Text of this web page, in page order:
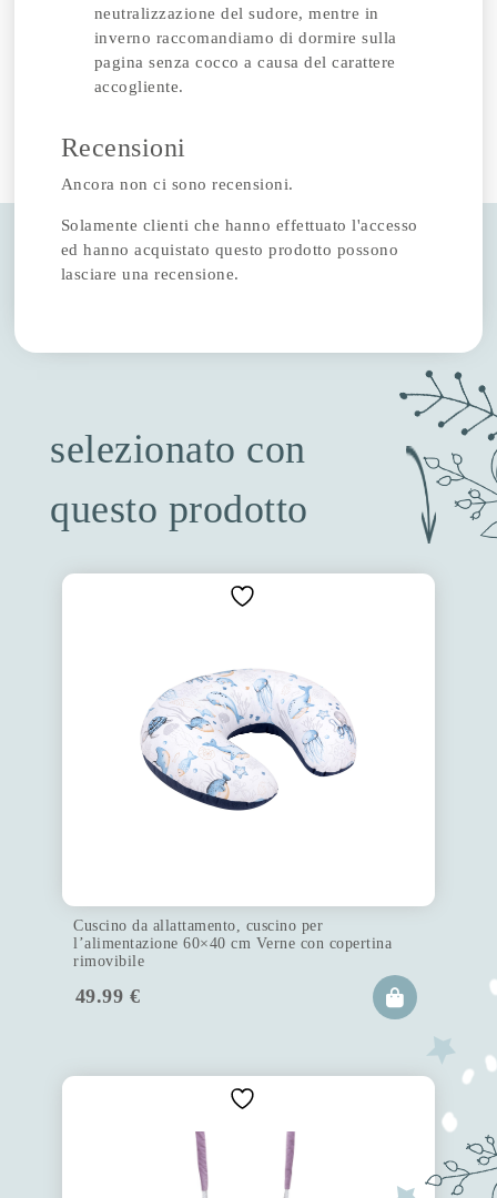
neutralizzazione del sudore, mentre in
inverno raccomandiamo di dormire sulla
pagina senza cocco a causa del carattere
accogliente.
Recensioni
Ancora non ci sono recensioni.
Solamente clienti che hanno effettuato l'accesso
ed hanno acquistato questo prodotto possono
lasciare una recensione.
selezionato con
questo prodotto
Cuscino da allattamento, cuscino per
l’alimentazione 60×40 cm Verne con copertina
rimovibile
49.99 €